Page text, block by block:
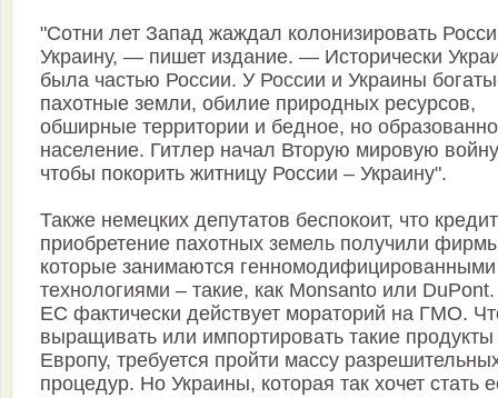
"Сотни лет Запад жаждал колонизировать
Украину, — пишет издание. — Исторически
была частью России. У России и Украины
пахотные земли, обилие природных ресурсов,
обширные территории и бедное, но
население. Гитлер начал Вторую мировую
чтобы покорить житницу России – Украину".
Также немецких депутатов беспокоит, что
приобретение пахотных земель получили
которые занимаются генномодифицированными
технологиями – такие, как Monsanto или
ЕС фактически действует мораторий на ГМО.
выращивать или импортировать такие продукты
Европу, требуется пройти массу
процедур. Но Украины, которая так хочет стать